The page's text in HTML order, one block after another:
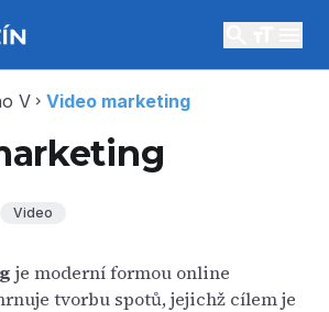
V chevron_right Video marketing
Video
je moderní formou online
tvorbu spotů, jejichž cílem je